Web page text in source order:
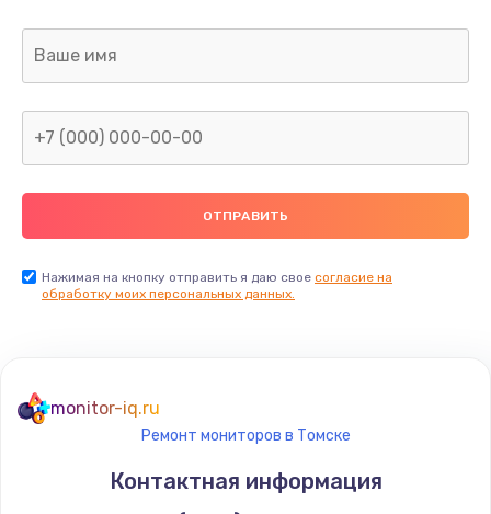
Заказать
Ремонт или замена двигателя
Заказать
Снятие системных ошибок/программный ремонт
1400 руб.
Нажимая на кнопку отправить я даю свое согласие на
обработку моих персональных данных.
monitor-iq.ru
Ремонт мониторов в Томске
Контактная информация